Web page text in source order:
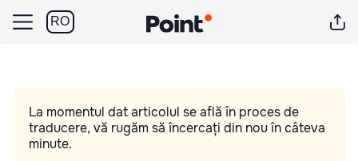
RO
La momentul dat articolul se află în proces de
traducere, vă rugăm să încercați din nou în câteva
minute.